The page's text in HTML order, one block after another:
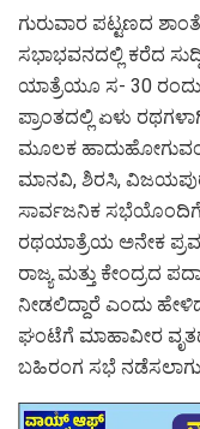
ಗುರುವಾರ ಪಟ್ಟಣದ
ಸಭಾಭವನದಲ್ಲಿ ಕರೆದ
ಯಾತ್ರೆಯೂ ಸ- 30
ಪ್ರಾಂತದಲ್ಲಿ ಏಳು
ಮೂಲಕ
ಮಾನವಿ, ಶಿರಸಿ,
ಸಾರ್ವಜನಿಕ ಸಭೆಯೊಂದಿಗೆ
ರಥಯಾತ್ರೆಯ ಅನೇಕ
ರಾಜ್ಯ ಮತ್ತು ಕೇಂದ್ರದ
ನೀಡಲಿದ್ದಾರೆ ಎಂದು
ಘಂಟೆಗೆ ಮಾಹಾವೀರ
ಬಹಿರಂಗ ಸಭೆ